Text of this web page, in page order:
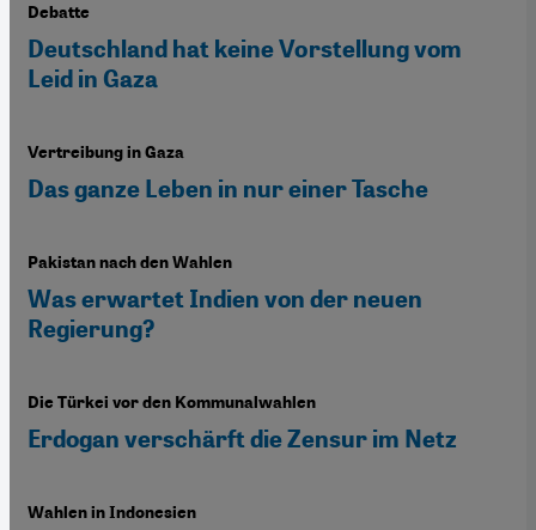
Debatte
Deutschland hat keine Vorstellung vom
Leid in Gaza
Vertreibung in Gaza
Das ganze Leben in nur einer Tasche
Pakistan nach den Wahlen
Was erwartet Indien von der neuen
Regierung?
Die Türkei vor den Kommunalwahlen
Erdogan verschärft die Zensur im Netz
Wahlen in Indonesien